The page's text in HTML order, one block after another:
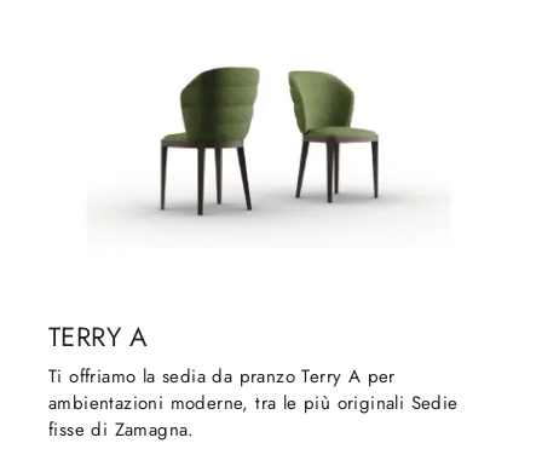
TERRY A
Ti offriamo la sedia da pranzo Terry A per
ambientazioni moderne, tra le più originali Sedie
fisse di Zamagna.